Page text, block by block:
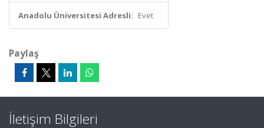
Anadolu Üniversitesi Adresli: Evet
Paylaş
İletişim Bilgileri